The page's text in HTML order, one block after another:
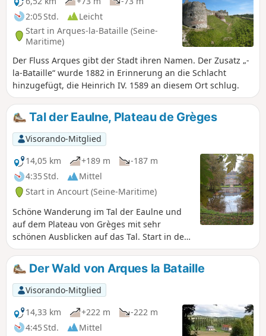
2:05 Std.
Leicht
Start in Arques-la-Bataille (Seine-
Maritime)
Der Fluss Arques gibt der Stadt ihren Namen. Der Zusatz „-
la-Bataille“ wurde 1882 in Erinnerung an die Schlacht
hinzugefügt, die Heinrich IV. 1589 an diesem Ort schlug.
Tal der Eaulne, Plateau de Grèges
Visorando-Mitglied
14,05 km
+189 m
-187 m
4:35 Std.
Mittel
Start in Ancourt (Seine-Maritime)
Schöne Wanderung im Tal der Eaulne und
auf dem Plateau von Grèges mit sehr
schönen Ausblicken auf das Tal. Start in der
Nähe der Mühle und des Flusses, Baden
möglich. Besichtigung von Ancourt und
Martin Église. Durchquerung des
Staatswaldes von Arques.
Der Wald von Arques la Bataille
Visorando-Mitglied
14,33 km
+222 m
-222 m
4:45 Std.
Mittel